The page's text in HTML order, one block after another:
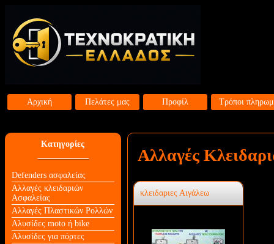
Αρχική Πελάτες μας Προφίλ Τρόποι
Κατηγορίες
Defenders ασφαλείας
Αλλαγές κλειδαριών
Aσφαλείας
Αλλαγές Πλαστικών Ρολλών
Αλυσίδες moto ή bike
Αλυσίδες για πόρτες
Αλλαγές
κλειδαριες Αιγάλεω